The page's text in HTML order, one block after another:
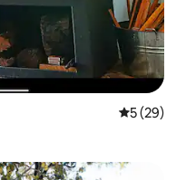
5 av 5 i
5 (29)